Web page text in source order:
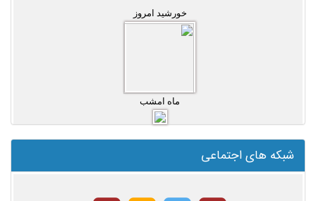
خورشید امروز
ماه امشب
شبکه های اجتماعی